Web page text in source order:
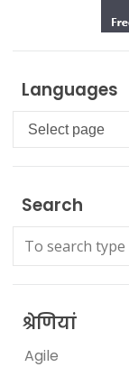
Languages
Languages
Search
श्रेणियां
Agile